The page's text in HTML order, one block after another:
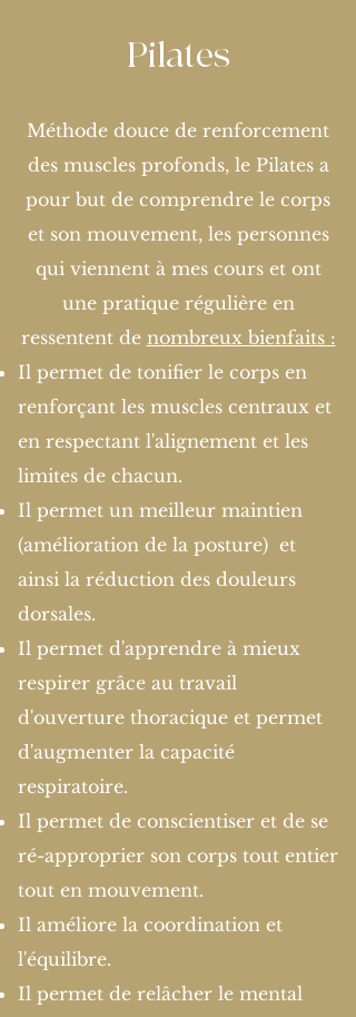
Pilates
Méthode douce de renforcement
des muscles profonds, le Pilates a
pour but de comprendre le corps
et son mouvement, les personnes
qui viennent à mes cours et ont
une pratique régulière en
ressentent de nombreux bienfaits :
Il permet de tonifier le corps en
renforçant les muscles centraux et
en respectant l'alignement et les
limites de chacun.
Il permet un meilleur maintien
(amélioration de la posture) et
ainsi la réduction des douleurs
dorsales.
Il permet d'apprendre à mieux
respirer grâce au travail
d'ouverture thoracique et permet
d'augmenter la capacité
respiratoire.
Il permet de conscientiser et de se
ré-approprier son corps tout entier
tout en mouvement.
Il améliore la coordination et
l'équilibre.
Il permet de relâcher le mental